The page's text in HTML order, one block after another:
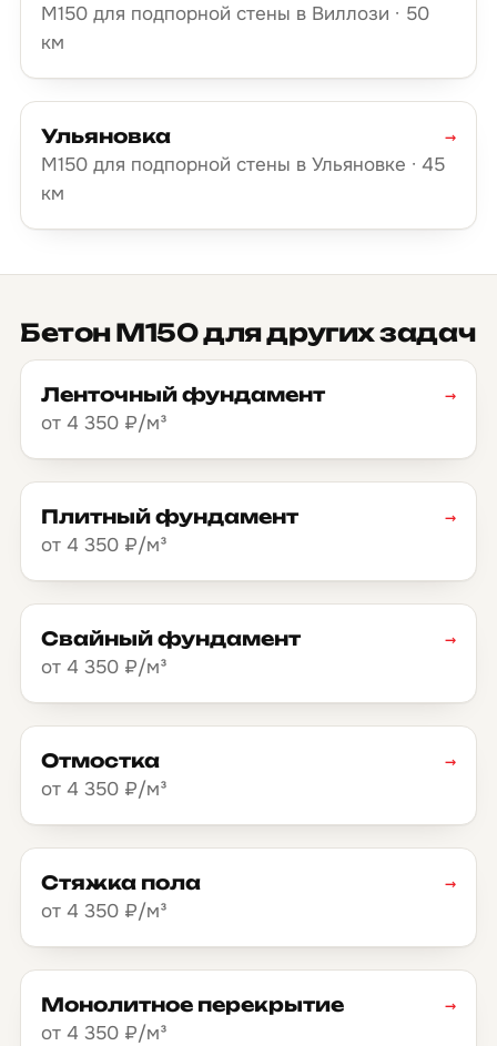
М150 для подпорной стены в Виллози · 50
км
Ульяновка
М150 для подпорной стены в Ульяновке · 45
км
→
Бетон М150 для других задач
Ленточный фундамент
от 4 350 ₽/м³
→
Плитный фундамент
от 4 350 ₽/м³
→
Свайный фундамент
от 4 350 ₽/м³
→
Отмостка
от 4 350 ₽/м³
→
Стяжка пола
от 4 350 ₽/м³
→
Монолитное перекрытие
от 4 350 ₽/м³
→